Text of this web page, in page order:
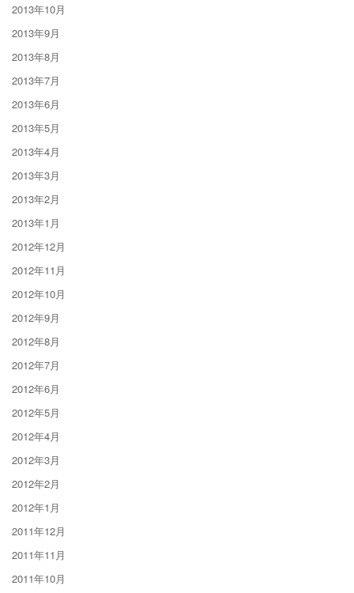
2013年10月
2013年9月
2013年8月
2013年7月
2013年6月
2013年5月
2013年4月
2013年3月
2013年2月
2013年1月
2012年12月
2012年11月
2012年10月
2012年9月
2012年8月
2012年7月
2012年6月
2012年5月
2012年4月
2012年3月
2012年2月
2012年1月
2011年12月
2011年11月
2011年10月